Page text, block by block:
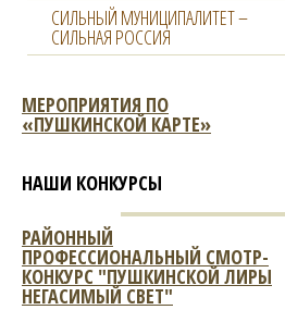
СИЛЬНЫЙ МУНИЦИПАЛИТЕТ –
СИЛЬНАЯ РОССИЯ
МЕРОПРИЯТИЯ ПО
«ПУШКИНСКОЙ КАРТЕ»
НАШИ КОНКУРСЫ
РАЙОННЫЙ
ПРОФЕССИОНАЛЬНЫЙ СМОТР-
КОНКУРС "ПУШКИНСКОЙ ЛИРЫ
НЕГАСИМЫЙ СВЕТ"